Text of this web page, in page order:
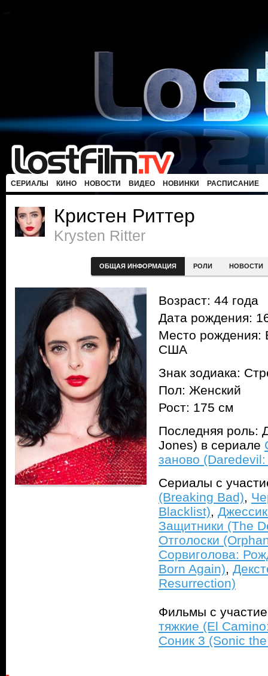
СЕРИАЛЫ КИНО НОВОСТИ ВИДЕО НОВИНКИ РАСПИСАНИЕ
Кристен Риттер
Krysten Ritter
ОБЩАЯ ИНФОРМАЦИЯ РОЛИ НОВОСТИ
Возраст: 44 года
Дата рождения:
Место рождения:
США
Знак зодиака:
Пол: Женский
Рост: 175 см
Последняя роль:
Jones) в сериале
заново
Сериалы с
(Breaking Bad),
Blacklist),
Защитники (The
Отголоски
Сорвиголова:
Born Again),
Resurrection)
Фильмы с
тяжкие (El
Соник 3 (Sonic